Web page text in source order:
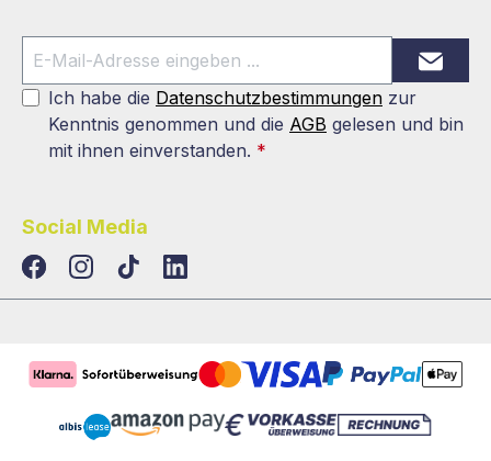
Ich habe die Datenschutzbestimmungen zur
Kenntnis genommen und die AGB gelesen und bin
mit ihnen einverstanden. *
Social Media
TikTokLinkedIn